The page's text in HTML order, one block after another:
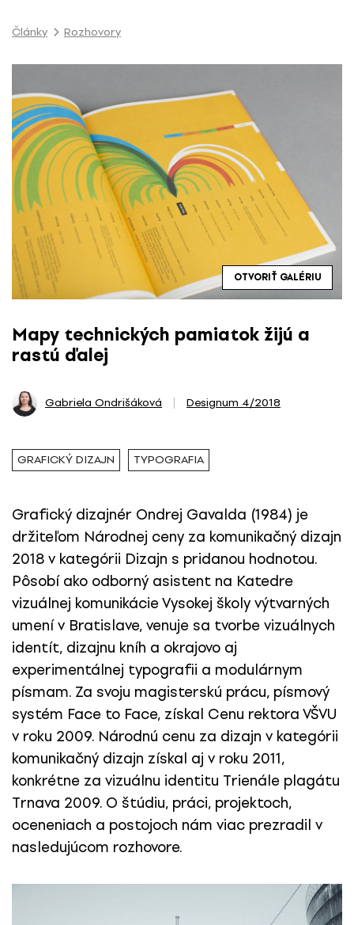
Články Rozhovory
OTVORIŤ GALÉRIU
Mapy technických pamiatok žijú a
rastú ďalej
Gabriela Ondrišáková Designum 4/2018
GRAFICKÝ DIZAJN TYPOGRAFIA
Grafický dizajnér Ondrej Gavalda (1984) je
držiteľom Národnej ceny za komunikačný dizajn
2018 v kategórii Dizajn s pridanou hodnotou.
Pôsobí ako odborný asistent na Katedre
vizuálnej komunikácie Vysokej školy výtvarných
umení v Bratislave, venuje sa tvorbe vizuálnych
identít, dizajnu kníh a okrajovo aj
experimentálnej typografii a modulárnym
písmam. Za svoju magisterskú prácu, písmový
systém Face to Face, získal Cenu rektora VŠVU
v roku 2009. Národnú cenu za dizajn v kategórii
komunikačný dizajn získal aj v roku 2011,
konkrétne za vizuálnu identitu Trienále plagátu
Trnava 2009. O štúdiu, práci, projektoch,
oceneniach a postojoch nám viac prezradil v
nasledujúcom rozhovore.